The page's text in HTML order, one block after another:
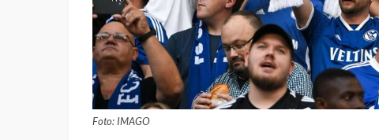
Foto: IMAGO